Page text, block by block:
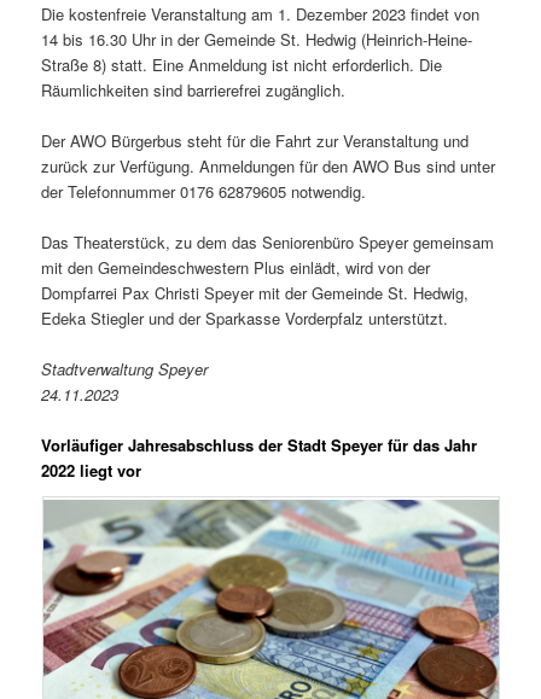
Die kostenfreie Veranstaltung am 1. Dezember 2023 findet von
14 bis 16.30 Uhr in der Gemeinde St. Hedwig (Heinrich-Heine-
Straße 8) statt. Eine Anmeldung ist nicht erforderlich. Die
Räumlichkeiten sind barrierefrei zugänglich.
Der AWO Bürgerbus steht für die Fahrt zur Veranstaltung und
zurück zur Verfügung. Anmeldungen für den AWO Bus sind unter
der Telefonnummer 0176 62879605 notwendig.
Das Theaterstück, zu dem das Seniorenbüro Speyer gemeinsam
mit den Gemeindeschwestern Plus einlädt, wird von der
Dompfarrei Pax Christi Speyer mit der Gemeinde St. Hedwig,
Edeka Stiegler und der Sparkasse Vorderpfalz unterstützt.
Stadtverwaltung Speyer
24.11.2023
Vorläufiger Jahresabschluss der Stadt Speyer für das Jahr
2022 liegt vor